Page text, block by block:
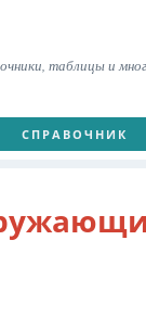
таблицы и
СПРАВОЧНИК